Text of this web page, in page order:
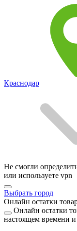
Краснодар
Не смогли
или используете vpn
Выбрать город
Онлайн остатки
Онлайн остатки
настоящем времени и